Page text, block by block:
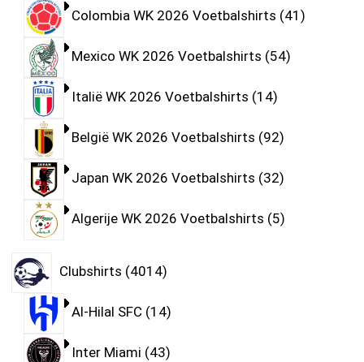
Colombia WK 2026 Voetbalshirts 41
Mexico WK 2026 Voetbalshirts 54
Italië WK 2026 Voetbalshirts 14
België WK 2026 Voetbalshirts 92
Japan WK 2026 Voetbalshirts 32
Algerije WK 2026 Voetbalshirts 5
Clubshirts 4014
Al-Hilal SFC 14
Inter Miami 43